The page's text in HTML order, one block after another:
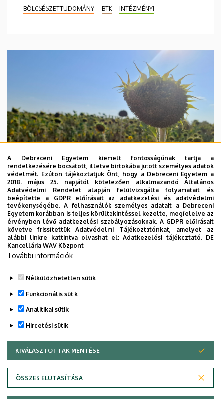
BÖLCSÉSZETTUDOMÁNY BTK INTÉZMÉNYI
2026. augusztus 4.
A hőség árnyékában az agrárium
AGRÁRTUDOMÁNY
Adatvédelem
A Debreceni Egyetem kiemelt fontosságúnak tartja a
rendelkezésére bocsátott, illetve birtokába jutott személyes adatok
védelmét. Ezúton tájékoztatjuk Önt, hogy a Debreceni Egyetem a
2018. május 25. napjától kötelezően alkalmazandó Általános
Adatvédelmi Rendelet alapján felülvizsgálta folyamatait és
beépítette a GDPR előírásait az adatkezelési és adatvédelmi
tevékenységébe. A felhasználók személyes adatait a Debreceni
Egyetem korábban is teljes körültekintéssel kezelte, megfelelve az
érvényben lévő adatkezelési szabályozásoknak. A GDPR előírásait
követve frissítettük Adatvédelmi Tájékoztatónkat, amelyet az
alábbi linkre kattintva olvashat el:Adatkezelési tájékoztató. DE
Kancellária WAV Központ
További információk
Nélkülözhetetlen sütik
Funkcionális sütik
Analitikai sütik
Hirdetési sütik
KIVÁLASZTOTTAK MENTÉSE
ÖSSZES ELUTASÍTÁSA
WITHDRAW CONSENT